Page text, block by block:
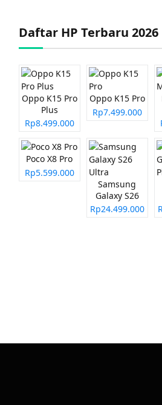
Daftar HP Terbaru 2026
Oppo K15 Pro
Plus
Rp8.499.000
Oppo K15 Pro
Rp7.499.000
Poco X8 Pro
Rp5.599.000
Samsung
Galaxy S26
Ultra
Rp24.499.000